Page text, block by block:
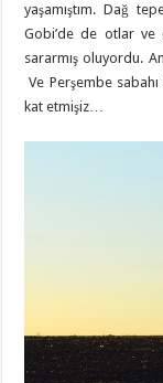
yaşamıştım. Dağ
Gobi’de de otlar ve
sararmış oluyordu.
Ve Perşembe
kat etmişiz…